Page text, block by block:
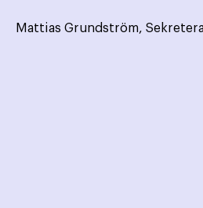
Mattias